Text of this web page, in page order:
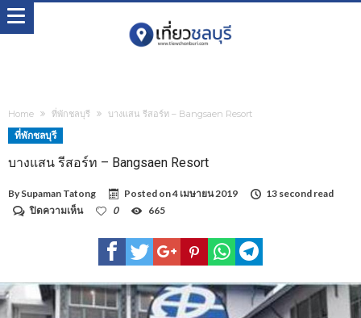
Home ที่พักชลบุรี บางแสน รีสอร์ท – Bangsaen Resort
ที่พักชลบุรี
บางแสน รีสอร์ท – Bangsaen Resort
By Supaman Tatong Posted on4 เมษายน 2019
13 second read
ปิดความเห็นบน
แสน
รีสอร์ท
Resort
0 665